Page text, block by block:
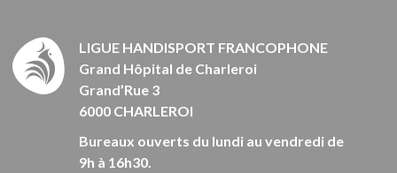
LIGUE HANDISPORT FRANCOPHONE
Grand Hôpital de Charleroi
Grand’Rue 3
6000 CHARLEROI
Bureaux ouverts du lundi au vendredi de
9h à 16h30.